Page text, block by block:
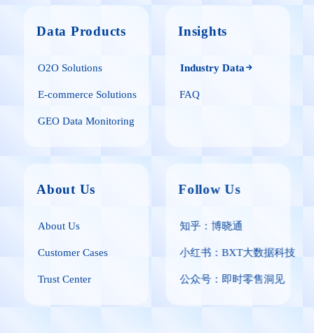
Data Products
O2O Solutions
E-commerce Solutions
GEO Data Monitoring
Insights
Industry Data
FAQ
About Us
About Us
Customer Cases
Trust Center
Follow Us
知乎：博晓通
小红书：BXT大数据科技
公众号：即时零售洞见